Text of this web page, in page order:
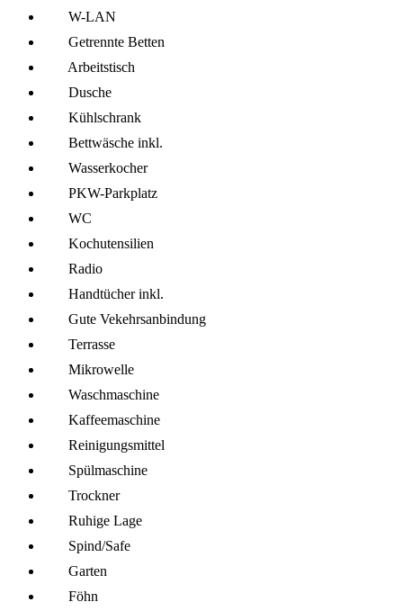
W-LAN
Getrennte Betten
Arbeitstisch
Dusche
Kühl­schrank
Bettwäsche inkl.
Wasserkocher
PKW-Parkplatz
WC
Kochutensilien
Radio
Handtücher inkl.
Gute Vekehrsanbindung
Terrasse
Mikro­welle
Wasch­maschine
Kaffee­maschine
Reinigungsmittel
Spül­maschine
Trockner
Ruhige Lage
Spind/Safe
Garten
Föhn